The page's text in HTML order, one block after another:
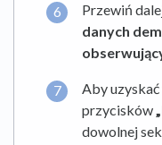
Przewiń
danych
Aby
przycisków
dowolnej